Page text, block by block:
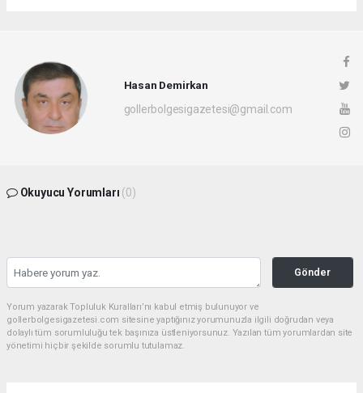
Hasan Demirkan
gollerbolgesigazetesi@gmail.com
Okuyucu Yorumları (0)
Gönder
Yorum yazarak Topluluk Kuralları’nı kabul etmiş bulunuyor ve
gollerbolgesigazetesi.com sitesine yaptığınız yorumunuzla ilgili doğrudan veya
dolaylı tüm sorumluluğu tek başınıza üstleniyorsunuz. Yazılan tüm yorumlardan site
yönetimi hiçbir şekilde sorumlu tutulamaz.